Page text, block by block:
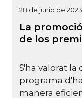
28 de junio de 2023
La
de los
S'ha valorat
programa
manera